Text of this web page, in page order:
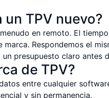
TPV nuevo?
en remoto. El
Respondemos el
presupuesto claro antes
de TPV?
entre cualquier
y sin permanencia.